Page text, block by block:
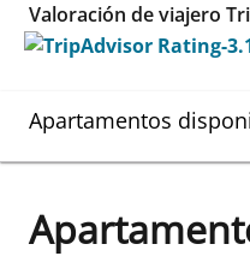
Valoración de viajero
Apartamentos